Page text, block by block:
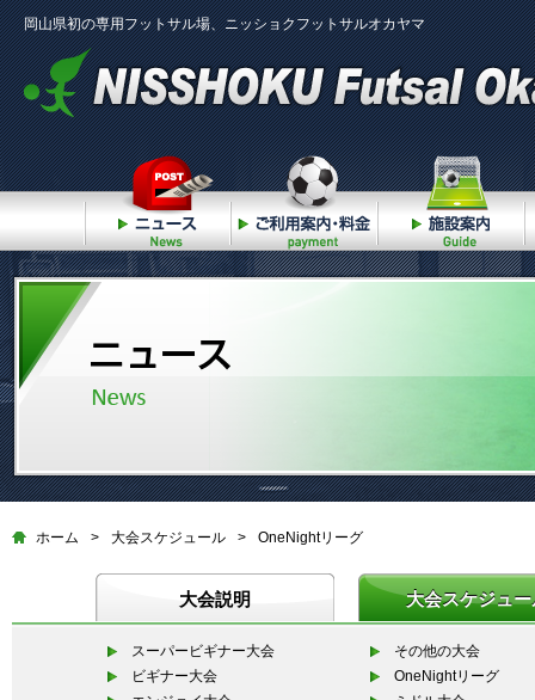
岡山県初の専用フットサル場、ニッショクフットサルオカヤマ
ニュース ご利用案内・料金
ホーム > 大会スケジュール > OneNightリーグ
大会説明 大会スケジュー
スーパービギナー大会
ビギナー大会
その他の大会
OneNightリーグ